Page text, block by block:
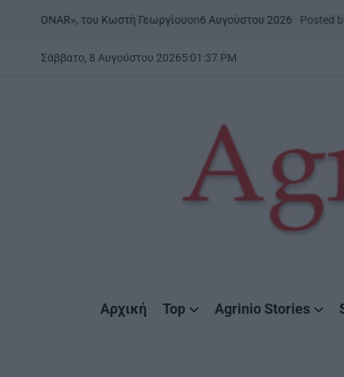
του Κωστή Γεωργίουon6 Αυγούστου 2026 Posted by
Σάββατο, 8 Αυγούστου 20265:01 :38 PM
Αρχική Top Agrinio Stories